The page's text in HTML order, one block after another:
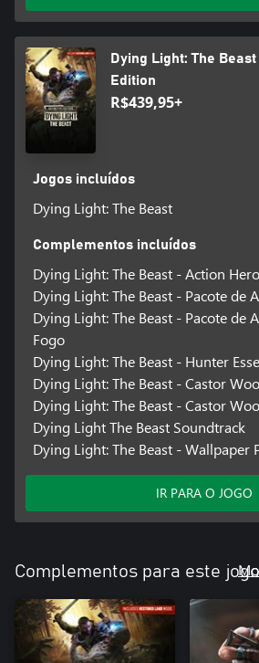
parque nacional, fazendas e pântanos —,
Compartilhe a aventura
Reúna até 4 jogadores no modo
perigos de Castor Woods juntos — cada
reviravolta na história poderá ser
e salvem uns aos outros da morte.
Dying Light: The
Edition
R$439,95+
Jogos incluídos
Dying Light: The Beast
Complementos incluídos
Dying Light: The Beast - Action
Dying Light: The Beast - Pacote de
Dying Light: The Beast - Pacote de
Fogo
Dying Light: The Beast - Hunter
Dying Light: The Beast - Castor
Dying Light: The Beast - Castor
Dying Light The Beast Soundtrack
Dying Light: The Beast - Wallpaper
IR PARA O JOGO
Complementos para este jogo